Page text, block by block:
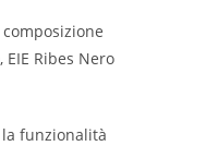
Ribes Nero
la funzionalità